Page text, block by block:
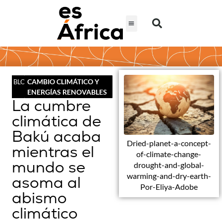
BLOGCAMBIO CLIMÁTICO Y
ENERGÍAS RENOVABLES
La cumbre
climática de
Bakú acaba
mientras el
mundo se
asoma al
abismo
climático
Dried-planet-a-concept-
of-climate-change-
drought-and-global-
warming-and-dry-earth-
Por-Eliya-Adobe